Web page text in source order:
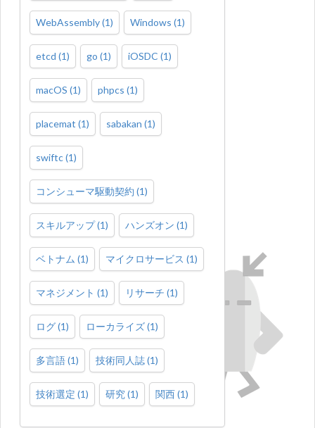
WebAssembly(1) Windows (1)
etcd (1) go (1) iOSDC (1)
macOS (1) phpcs (1)
placemat (1) sabakan (1)
swiftc(1)
コンシューマ駆動契約 (1)
スキルアップ(1) ハンズオン (1)
ベトナム (1) マイクロサービス (1)
マネジメント (1) リサーチ (1)
ログ(1) ローカライズ(1)
多言語(1) 技術同人誌(1)
技術選定 (1) 研究(1) 関西(1)